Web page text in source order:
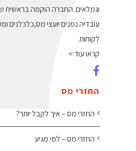
עובדיה נמנים יועצי מס,כלכלנים
לקוחות.
קראו עוד >
החזרי מס
החזרי מס – איך לקבל יותר?
החזרי מס – למי מגיע